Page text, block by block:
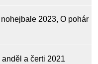
2023, O pohár
anděl a čerti 2021